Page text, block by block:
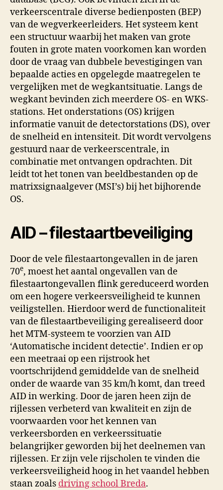
verkeerscentrale diverse bedienposten (BEP)
van de wegverkeerleiders. Het systeem kent
een structuur waarbij het maken van grote
fouten in grote maten voorkomen kan worden
door de vraag van dubbele bevestigingen van
bepaalde acties en opgelegde maatregelen te
vergelijken met de wegkantsituatie. Langs de
wegkant bevinden zich meerdere OS- en WKS-
stations. Het onderstations (OS) krijgen
informatie vanuit de detectorstations (DS), over
de snelheid en intensiteit. Dit wordt vervolgens
gestuurd naar de verkeerscentrale, in
combinatie met ontvangen opdrachten. Dit
leidt tot het tonen van beeldbestanden op de
matrixsignaalgever (MSI’s) bij het bijhorende
OS.
AID – filestaartbeveiliging
Door de vele filestaartongevallen in de jaren
70e, moest het aantal ongevallen van de
filestaartongevallen flink gereduceerd worden
om een hogere verkeersveiligheid te kunnen
veiligstellen. Hierdoor werd de functionaliteit
van de filestaartbeveiliging gerealiseerd door
het MTM-systeem te voorzien van AID
‘Automatische incident detectie’. Indien er op
een meetraai op een rijstrook het
voortschrijdend gemiddelde van de snelheid
onder de waarde van 35 km/h komt, dan treed
AID in werking. Door de jaren heen zijn de
rijlessen verbeterd van kwaliteit en zijn de
voorwaarden voor het kennen van
verkeersborden en verkeerssituatie
belangrijker geworden bij het deelnemen van
rijlessen. Er zijn vele rijscholen te vinden die
verkeersveiligheid hoog in het vaandel hebben
staan zoals driving school Breda.